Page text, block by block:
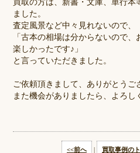
買取の方は、新書・文庫、単行本
ました。
査定風景など中々見れないので、
「古本の相場は分からないので、
楽しかったです♪」
と言っていただきました。
ご依頼頂きまして、ありがとうご
また機会がありましたら、よろし
<<前へ | 買取事例の